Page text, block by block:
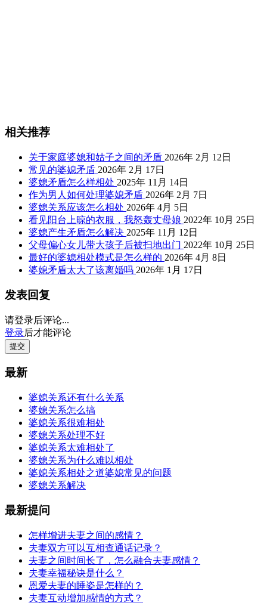
相关推荐
关于家庭婆媳和姑子之间的矛盾 2026年 2月 12日
常见的婆媳矛盾 2026年 2月 17日
婆媳矛盾怎么样相处 2025年 11月 14日
作为男人如何处理婆媳矛盾 2026年 2月 7日
婆媳关系应该怎么相处 2026年 4月 5日
看见阳台上晾的衣服，我怒轰丈母娘 2022年 10月 25日
婆媳产生矛盾怎么解决 2025年 11月 12日
父母偏心女儿带大孩子后被扫地出门 2022年 10月 25日
最好的婆媳相处模式是怎么样的 2026年 4月 8日
婆媳矛盾太大了该离婚吗 2026年 1月 17日
发表回复
请登录后评论...
登录后才能评论
提交
最新
婆媳关系还有什么关系
婆媳关系怎么搞
婆媳关系很难相处
婆媳关系处理不好
婆媳关系太难相处了
婆媳关系为什么难以相处
婆媳关系相处之道婆媳常见的问题
婆媳关系解决
最新提问
怎样增进夫妻之间的感情？
夫妻双方可以互相查通话记录？
夫妻之间时间长了，怎么融合夫妻感情？
夫妻幸福秘诀是什么？
恩爱夫妻的睡姿是怎样的？
夫妻互动增加感情的方式？